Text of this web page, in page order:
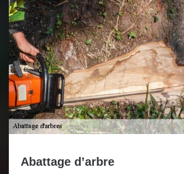
Abattage d’arbre